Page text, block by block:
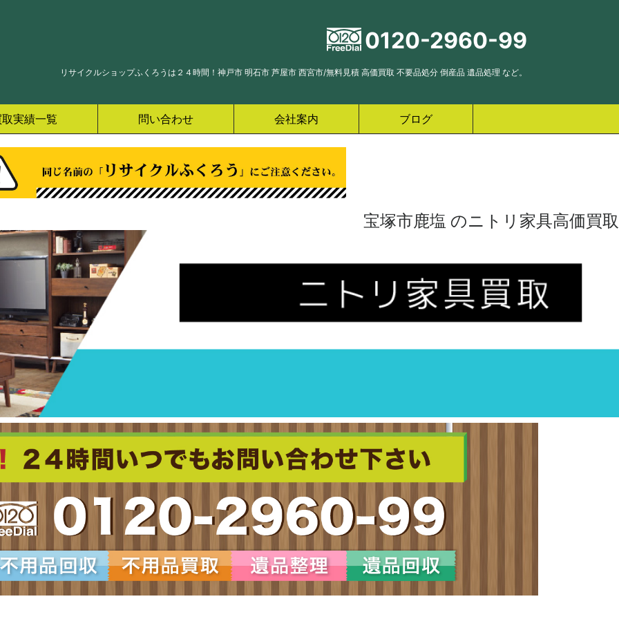
0120-2960-99
リサイクルショップふくろうは２４時間！神戸市 明石市 芦屋市 西宮市/無料見積 高価買取 不要品処分 倒産品 遺品処理 など。
実績一覧 問い合わせ 会社案内 ブログ
宝塚市鹿塩 のニトリ家具高価買取